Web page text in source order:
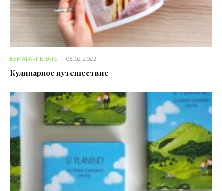
БУМАГА+ПЕЧАТЬ · 08.02.2022
Кулинарное путешествие